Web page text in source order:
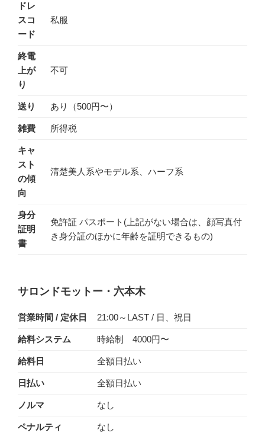
ドレ
スコ
ード
私服
終電
上が
り
不可
送り あり（500円〜）
雑費 所得税
キャ
スト
の傾
向
清楚美人系やモデル系、ハーフ系
身分
証明
書
免許証 パスポート(上記がない場合は、顔写真付
き身分証のほかに年齢を証明できるもの)
サロンドモットー・六本木
営業時間 / 定休日 21:00～LAST / 日、祝日
給料システム 時給制 4000円〜
給料日 全額日払い
日払い 全額日払い
ノルマ なし
ペナルティ なし